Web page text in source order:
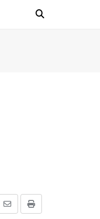
Print
Share